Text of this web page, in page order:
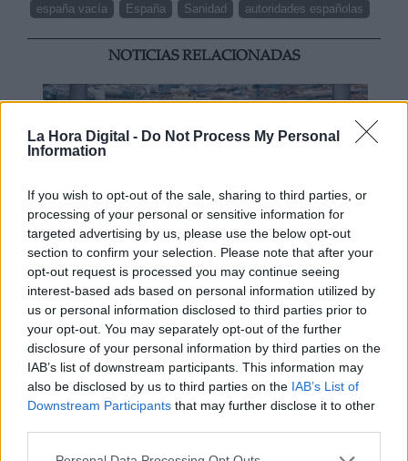
La Hora Digital - Do Not Process My Personal
Information
If you wish to opt-out of the sale, sharing to third parties, or
processing of your personal or sensitive information for
targeted advertising by us, please use the below opt-out
section to confirm your selection. Please note that after your
opt-out request is processed you may continue seeing
interest-based ads based on personal information utilized by
us or personal information disclosed to third parties prior to
your opt-out. You may separately opt-out of the further
disclosure of your personal information by third parties on the
IAB’s list of downstream participants. This information may
also be disclosed by us to third parties on the IAB’s List of
Downstream Participants that may further disclose it to other
españa vacía
España Sanidad autoridades españolas
NOTICIAS RELACIONADAS
Mario García de Castro: "Todas
estas conquistas siguen siendo un
camino abierto para el mañana"